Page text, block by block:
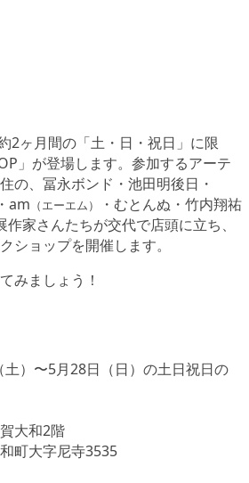
2ヶ月間の「土・日・祝日」に限
」が登場します。参加するアーテ
の、冨永ボンド・池田明後日・
am （エーエム）
・むとんぬ・竹内翔祐
家さんたちが交代で店頭に立ち、
ショップを開催します。
みましょう！
）〜5月28日（日）の土日祝日の
大和2階
町大字尼寺3535